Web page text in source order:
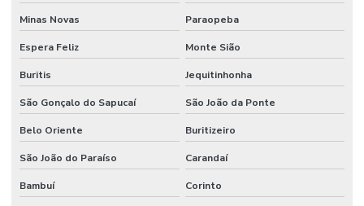
Minas Novas Paraopeba
Espera Feliz Monte Sião
Buritis Jequitinhonha
São Gonçalo do Sapucaí São João da Ponte
Belo Oriente Buritizeiro
São João do Paraíso Carandaí
Bambuí Corinto